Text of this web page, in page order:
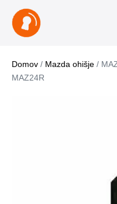
Domov / Mazda ohišje /
MAZ24R